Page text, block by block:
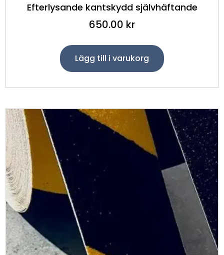
Efterlysande kantskydd självhäftande
650.00 kr
Lägg till i varukorg